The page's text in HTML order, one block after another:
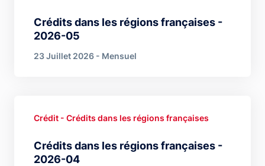
Crédits dans les régions françaises -
2026-05
23 Juillet 2026 - Mensuel
Crédits dans les régions françaises -
2026-04
Crédit - Crédits dans les régions françaises